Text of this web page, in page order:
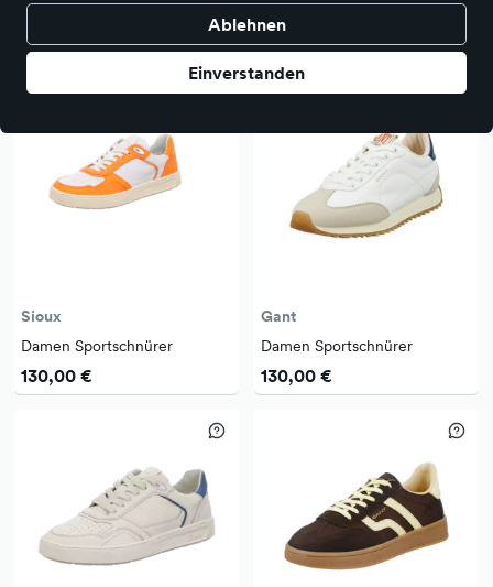
Ablehnen
Einverstanden
Damen Sportschnürer
120,00 €
Damen Sportschnürer
140,00 €
Sioux
Damen Sportschnürer
130,00 €
Gant
Damen Sportschnürer
130,00 €